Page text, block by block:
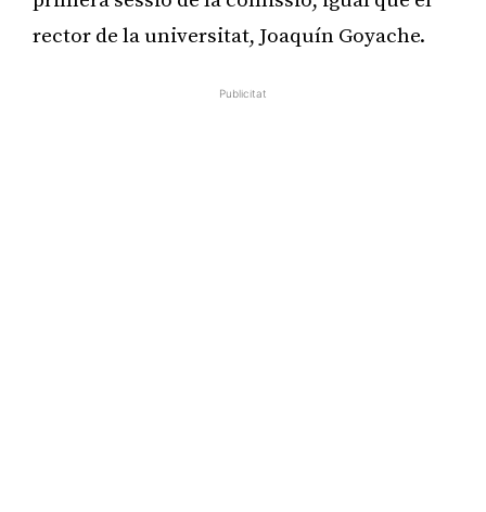
rector de la universitat, Joaquín Goyache.
Publicitat